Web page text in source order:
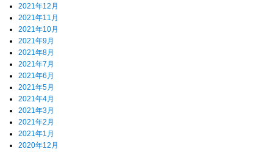
2021年12月
2021年11月
2021年10月
2021年9月
2021年8月
2021年7月
2021年6月
2021年5月
2021年4月
2021年3月
2021年2月
2021年1月
2020年12月